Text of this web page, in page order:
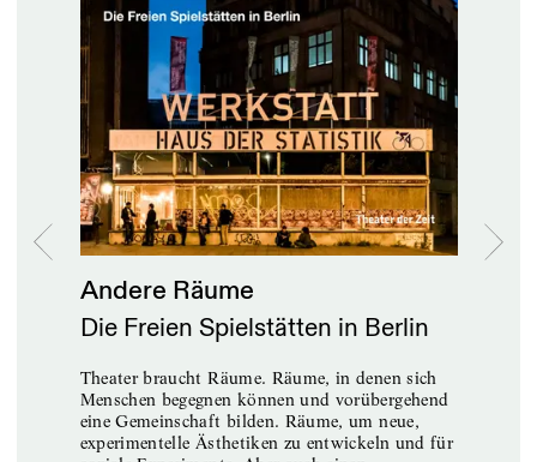
Andere Räume
Die Freien Spielstätten in Berlin
Theater braucht Räume. Räume, in denen sich
Menschen begegnen können und vorübergehend
eine Gemeinschaft bilden. Räume, um neue,
experimentelle Ästhetiken zu entwickeln und für